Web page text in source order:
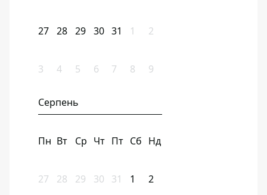
27 28 29 30 31 1 2
3 4 5 6 7 8 9
Серпень
Пн Вт Ср Чт Пт Сб Нд
27 28 29 30 31 1 2